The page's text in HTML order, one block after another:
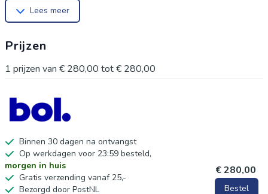
waardoor hij perfect past in vrijwel elke woonstijl – van
ontwerp biedt deze kast verrassend veel opbergruimte,
terwijl hij weinig ruimte inneemt. Ideaal voor kleinere
verschillende ruimtes. Modern design met warme uitstraling
De combinatie van Sonoma eiken houtlook en witte fronten
zorgt voor een tijdloze en elegante uitstraling. Dit maakt de
kast perfect geschikt voor:
Woonkamer
Lees meer
Prijzen
1 prijzen van € 280,00 tot€ 280,00
Binnen 30 dagen na ontvangst
Op werkdagen voor 23:59 besteld,
morgen in huis
Gratis verzending vanaf 25,-
Bezorgd door PostNL
€ 280,00
Bestel